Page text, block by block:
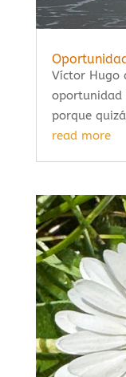
Víctor Hugo
porque
read more